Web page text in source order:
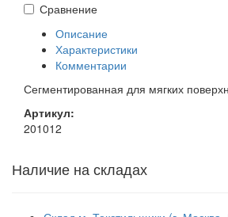
Сравнение
Описание
Характеристики
Комментарии
Сегментированная для мягких
Артикул:
201012
Наличие на складах